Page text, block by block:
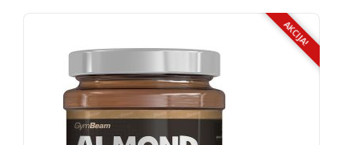
AKCIJA!